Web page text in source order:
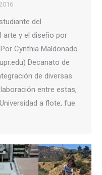
del
arte y el diseño por
Cynthia Maldonado
Decanato de
de diversas
entre estas,
a flote, fue